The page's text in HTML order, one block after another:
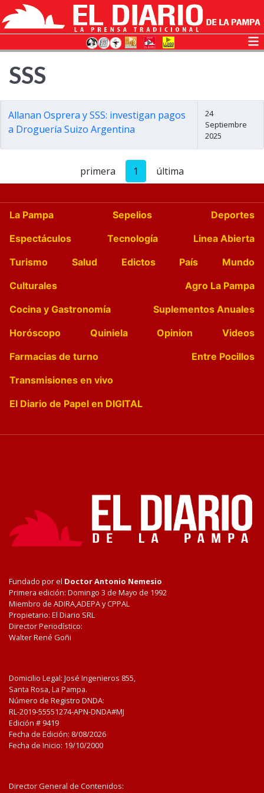
SSS
Allanan Osprera y SSS: investigan pagos
a Droguería Suizo Argentina
24
Septiembre
2025
primera 1 última
La Pampa Sepelios
Deportes
Espectáculos
Tecnología
Linea Abierta
Turismo
Salud Edictos País
Mundo
Culturales
Agro La Pampa
Cocina y Gastronomía
Suplementos Anuales
Horóscopo
Quiniela Opinion
Videos
Farmacias de turno
Entre Pocillos
Transmisiones en vivo
El Diario de Papel en DIGITAL
Fundado por el Doctor Antonio Nemesio
Primera edición: Domingo 3 de Mayo de 1992
Miembro de ADIRA,ADEPA y CPPAL
Propietario: El Diario SRL
Director Periodístico:
Walter René Goñi
Domicilio Legal: José Ingenieros 855,
Santa Rosa, La Pampa.
Número de Registro DNDA:
RL-2019-55551274-APN-DNDA#MJ
Edición # 9419
Fecha de Edición: 8/08/2026
Fecha de Inicio: 19/10/2000
Director General de Contenidos: